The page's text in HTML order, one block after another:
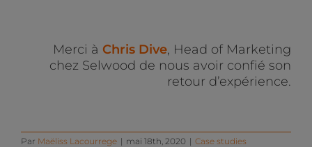
Merci à Chris Dive, Head of Marketing
chez Selwood de nous avoir confié son
retour d’expérience.
Par Maëliss Lacourrege | mai 18th, 2020 | Case studies